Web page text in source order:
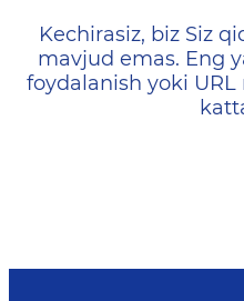
404 —
Kechirasiz, biz Siz
mavjud emas. Eng
foydalanish yoki